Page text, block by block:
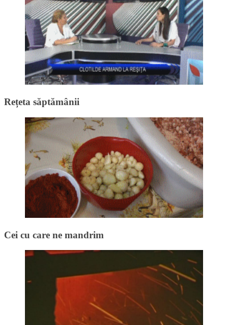
Rețeta săptămânii
Cei cu care ne mandrim